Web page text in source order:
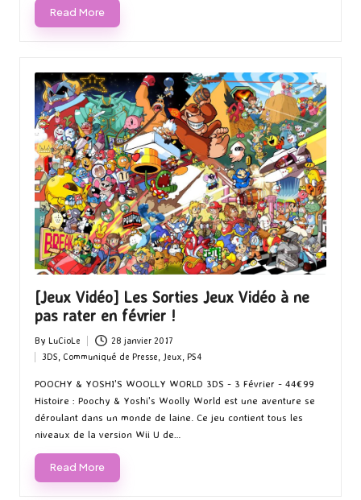
Read More
[Jeux Vidéo] Les Sorties Jeux Vidéo à ne
pas rater en février !
Posted
by
By LuCioLe 28 janvier 2017
Posted
in
3DS, Communiqué de Presse, Jeux,PS4
POOCHY & YOSHI'S WOOLLY WORLD 3DS - 3 Février - 44€99
Histoire : Poochy & Yoshi's Woolly World est une aventure se
déroulant dans un monde de laine. Ce jeu contient tous les
niveaux de la version Wii U de…
Read More